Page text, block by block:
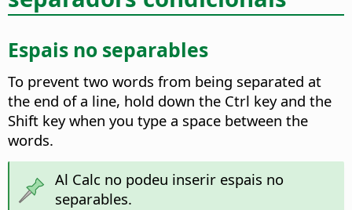
Espais no separables
To prevent two words from being separated at
the end of a line, hold down the Ctrl keyand the
Shift key when you type a space between the
words.
Al Calc no podeu inserir espais no
separables.